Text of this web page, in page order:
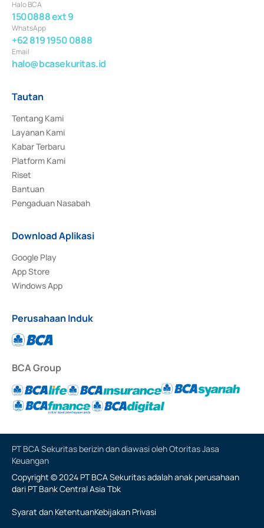
Halo BCA
1500888 ext 9
WhatsApp
+62 819 1950 0888
Email
halo@bcasekuritas.id
Tautan
Tentang Kami
Layanan Kami
Kabar Terbaru
Platform Kami
Riset
Bantuan
Pengaduan Nasabah
Download Aplikasi
Google Play
App Store
Windows App
Perusahaan Induk
BCA Group
PT BCA Sekuritas berizin dan diawasi oleh Otoritas Jasa
Keuangan
Copyright © 2024 PT BCA Sekuritas adalah anak perusahaan
dari PT Bank Central Asia Tbk
Syarat dan KetentuanKebijakan Privasi